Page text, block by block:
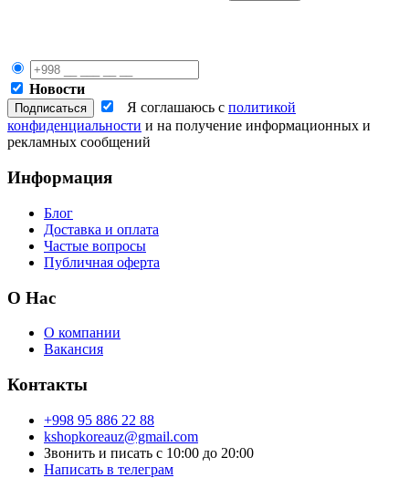
Новости
Я соглашаюсь с политикой
конфиденциальности и на получение информационных и
рекламных сообщений
Информация
Блог
Доставка и оплата
Частые вопросы
Публичная оферта
О Нас
О компании
Вакансия
Контакты
+998 95 886 22 88
kshopkoreauz@gmail.com
Звонить и писать с 10:00 до 20:00
Написать в телеграм